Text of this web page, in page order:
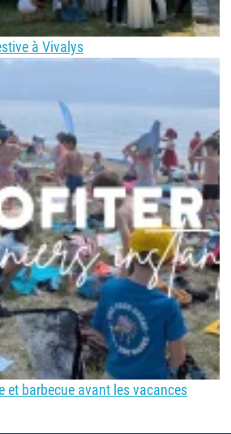
à Vivalys
et barbecue avant les vacances